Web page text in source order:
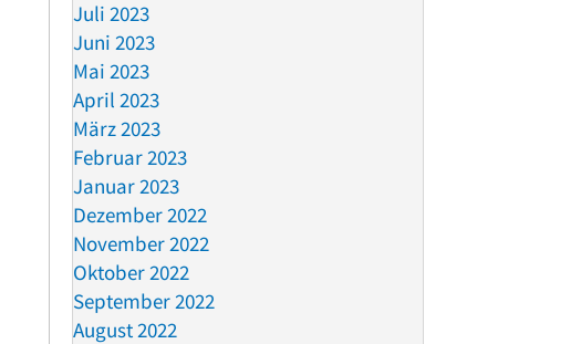
Juli 2023
Juni 2023
Mai 2023
April 2023
März 2023
Februar 2023
Januar 2023
Dezember 2022
November 2022
Oktober 2022
September 2022
August 2022